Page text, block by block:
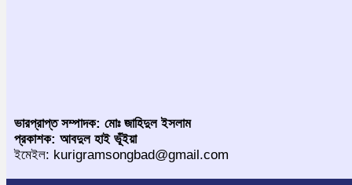
ভারপ্রাপ্ত সম্পাদক: মোঃ জাহিদুল ইসলাম
প্রকাশক: আবদুল হাই ভূঁইয়া
ইমেইল: kurigramsongbad@gmail.com